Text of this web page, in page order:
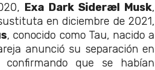
Exa Dark Sideræl Musk,
en diciembre de 2021,
, conocido como Tau, nacido a
anunció su separación en
confirmando que se habían